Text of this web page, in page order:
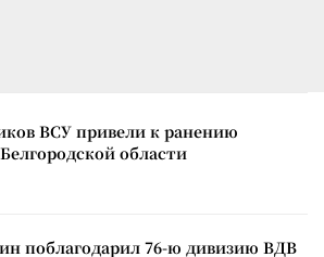
ВСУ привели к ранению
области
поблагодарил 76-ю дивизию ВДВ